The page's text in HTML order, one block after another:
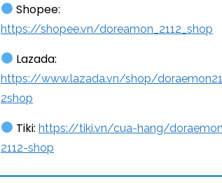
Shopee:
https://shopee.vn/doreamon_2112_shop
Lazada:
https://www.lazada.vn/shop/
2shop
Tiki:https://tiki.vn/cua-hang/
2112-shop